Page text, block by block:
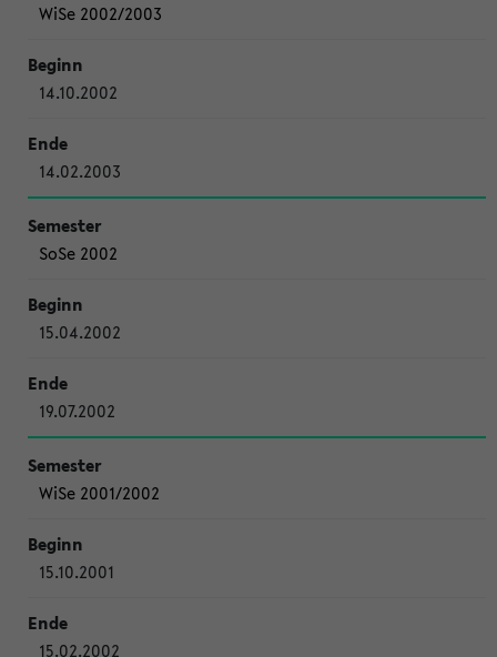
WiSe 2002/2003
14.10.2002
14.02.2003
SoSe 2002
15.04.2002
19.07.2002
WiSe 2001/2002
15.10.2001
15.02.2002